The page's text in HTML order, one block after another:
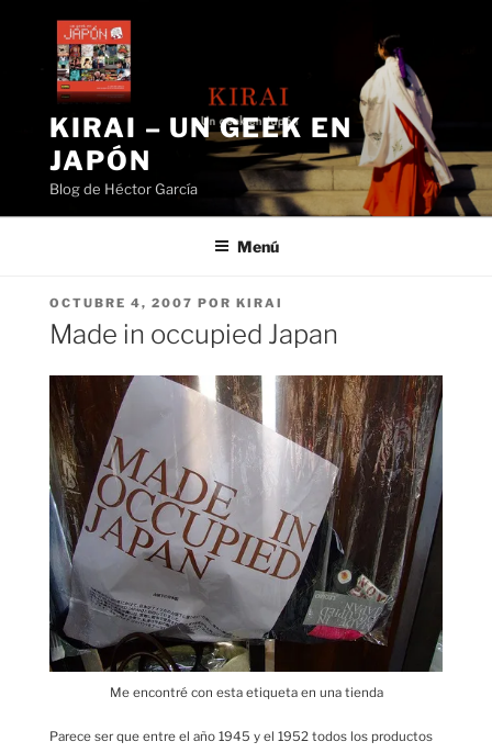
contenido
KIRAI – UN GEEK EN
JAPÓN
Blog de Héctor García
Menú
PUBLICADO
EL
OCTUBRE 4, 2007 POR KIRAI
Made in occupied Japan
Me encontré con esta etiqueta en una tienda
Parece ser que entre el año 1945 y el 1952 todos los productos